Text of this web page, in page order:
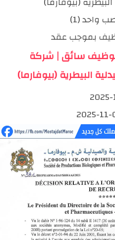
(1)
بموجب عقد
سائق | شركة
البيطرية (بيوفارما)